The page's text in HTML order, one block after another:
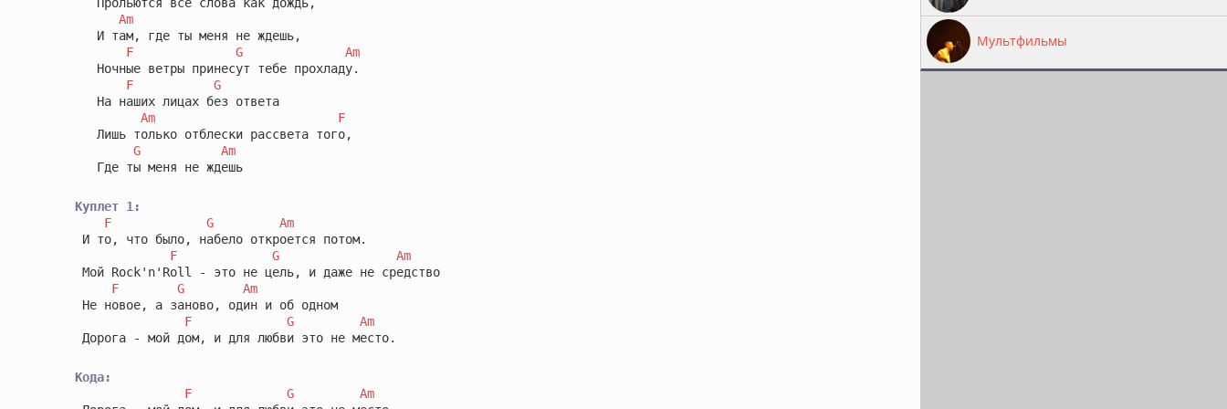
Am
   И там, где ты меня не ждешь,
F
G
Am
   Ночные ветры принесут тебе прохладу.
F
G
   На наших лицах без ответа
Am
F
   Лишь только отблески рассвета того,
G
Am
   Где ты меня не ждешь
Куплет 1:
F
G
Am
И то, что было, набело откроется потом.
F
G
Am
Мой Rock'n'Roll - это не цель, и даже не средство
F
G
Am
Не новое, а заново, один и об одном
F
G
Am
Дорога - мой дом, и для любви это не место.
Кода:
F
G
Am
Мультфильмы